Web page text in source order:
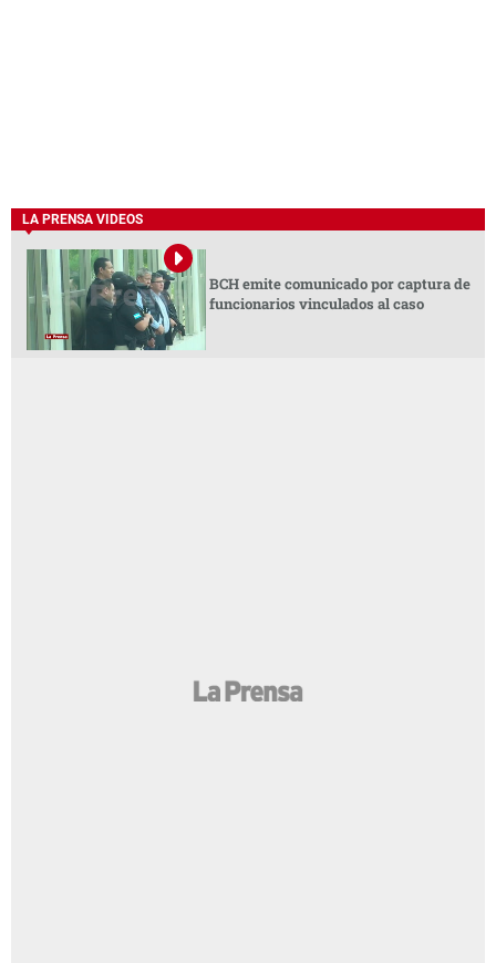
LA PRENSA VIDEOS
BCH emite comunicado por captura de
funcionarios vinculados al caso